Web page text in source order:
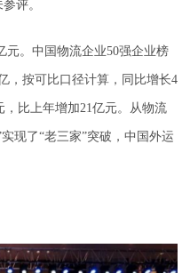
评。
元。中国物流企业50强企业榜
，按可比口径计算，同比增长4
，比上年增加21亿元。从物流
现了“老三家”突破，中国外运